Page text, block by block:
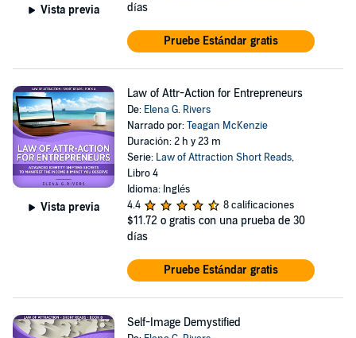
Vista previa
días
Pruebe Estándar gratis
Vista previa
Law of Attr-Action for Entrepreneurs
De: Elena G. Rivers
Narrado por:Teagan McKenzie
Duración: 2 h y 23 m
Serie: Law of Attraction Short Reads,
Libro 4
Idioma: Inglés
4.4
8 calificaciones
$11.72 o gratis con una prueba de 30
días
Pruebe Estándar gratis
Self-Image Demystified